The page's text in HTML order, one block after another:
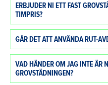
ERBJUDER NI ETT FAST
TIMPRIS?
GÅR DET ATT ANVÄNDA RUT-
VAD HÄNDER OM JAG INTE ÄR
GROVSTÄDNINGEN?